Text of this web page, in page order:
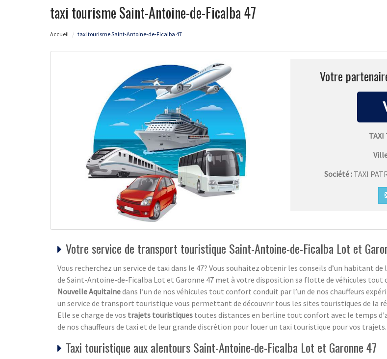
taxi tourisme Saint-Antoine-de-Ficalba 47
Accueil taxi tourisme Saint-Antoine-de-Ficalba 47
Votre
TAXI
Société : TAXI
Votre service de transport touristique Saint-Antoine-de-Ficalba Lot et
Vous recherchez un service de taxi dans le 47? Vous souhaitez obtenir les conseils d’un habitant
de Saint-Antoine-de-Ficalba Lot et Garonne 47 met à votre disposition sa flotte de véhicules tout
Nouvelle Aquitainedans l’un de nos véhicules tout confort conduit par l’un de nos chauffeurs
un service de transport touristique vous permettant de découvrir tous les sites touristiques de la
Elle se charge de vos trajets touristiques toutes distances en berline tout confort avec le temps
de nos chauffeurs de taxi et de leur grande discrétion pour louer un taxi touristique pour vos trajets.
Taxi touristique aux alentours Saint-Antoine-de-Ficalba Lot et Garonne 47